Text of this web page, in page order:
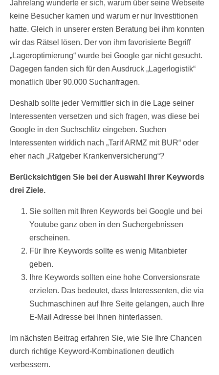
Jahrelang wunderte er sich, warum über seine Webseite
keine Besucher kamen und warum er nur Investitionen
hatte. Gleich in unserer ersten Beratung bei ihm konnten
wir das Rätsel lösen. Der von ihm favorisierte Begriff
„Lageroptimierung“ wurde bei Google gar nicht gesucht.
Dagegen fanden sich für den Ausdruck „Lagerlogistik“
monatlich über 90.000 Suchanfragen.
Deshalb sollte jeder Vermittler sich in die Lage seiner
Interessenten versetzen und sich fragen, was diese bei
Google in den Suchschlitz eingeben. Suchen
Interessenten wirklich nach „Tarif ARMZ mit BUR“ oder
eher nach „Ratgeber Krankenversicherung“?
Berücksichtigen Sie bei der Auswahl Ihrer Keywords
drei Ziele.
Sie sollten mit Ihren Keywords bei Google und bei
Youtube ganz oben in den Suchergebnissen
erscheinen.
Für Ihre Keywords sollte es wenig Mitanbieter
geben.
Ihre Keywords sollten eine hohe Conversionsrate
erzielen. Das bedeutet, dass Interessenten, die via
Suchmaschinen auf Ihre Seite gelangen, auch Ihre
E-Mail Adresse bei Ihnen hinterlassen.
Im nächsten Beitrag erfahren Sie, wie Sie Ihre Chancen
durch richtige Keyword-Kombinationen deutlich
verbessern.